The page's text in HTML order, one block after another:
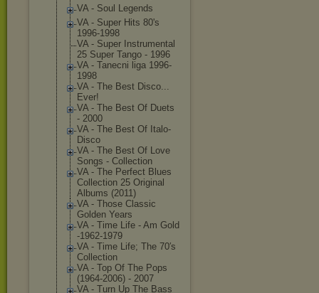
VA - Soul Legends
VA - Super Hits 80's
1996-1998
VA - Super Instrumental
25 Super Tango - 1996
VA - Tanecni liga 1996-
1998
VA - The Best Disco...
Ever!
VA - The Best Of Duets
- 2000
VA - The Best Of Italo-
Disco
VA - The Best Of Love
Songs - Collection
VA - The Perfect Blues
Collection 25 Original
Albums (2011)
VA - Those Classic
Golden Years
VA - Time Life - Am Gold
-1962-1979
VA - Time Life; The 70′s
Collection
VA - Top Of The Pops
(1964-2006) - 2007
VA - Turn Up The Bass